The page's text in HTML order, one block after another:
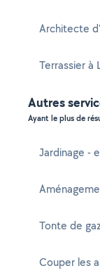
Architecte
Terrassier à
Autres
Ayant le plus de
Jardinage -
Tonte de
Couper les